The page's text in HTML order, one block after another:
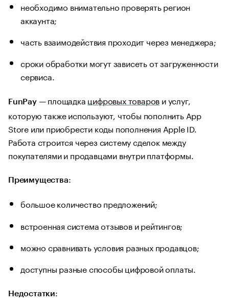
необходимо внимательно проверять регион
аккаунта;
часть взаимодействия проходит через менеджера;
сроки обработки могут зависеть от загруженности
сервиса.
FunPay— площадка цифровых товаров и услуг,
которую также используют, чтобы пополнить App
Store или приобрести коды пополнения Apple ID.
Работа строится через систему сделок между
покупателями и продавцами внутри платформы.
Преимущества:
большое количество предложений;
встроенная система отзывов и рейтингов;
можно сравнивать условия разных продавцов;
доступны разные способы цифровой оплаты.
Недостатки: